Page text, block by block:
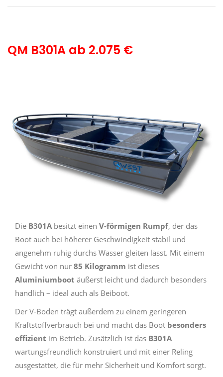
QM B301A ab 2.075 €
Die B301Abesitzt einen V-förmigen Rumpf, der das
Boot auch bei höherer Geschwindigkeit stabil und
angenehm ruhig durchs Wasser gleiten lässt. Mit einem
Gewicht von nur 85 Kilogramm ist dieses
Aluminiumboot äußerst leicht und dadurch besonders
handlich – ideal auch als Beiboot.
Der V-Boden trägt außerdem zu einem geringeren
Kraftstoffverbrauch bei und macht das Boot besonders
effizient im Betrieb. Zusätzlich ist das B301A
wartungsfreundlich konstruiert und mit einer Reling
ausgestattet, die für mehr Sicherheit und Komfort sorgt.